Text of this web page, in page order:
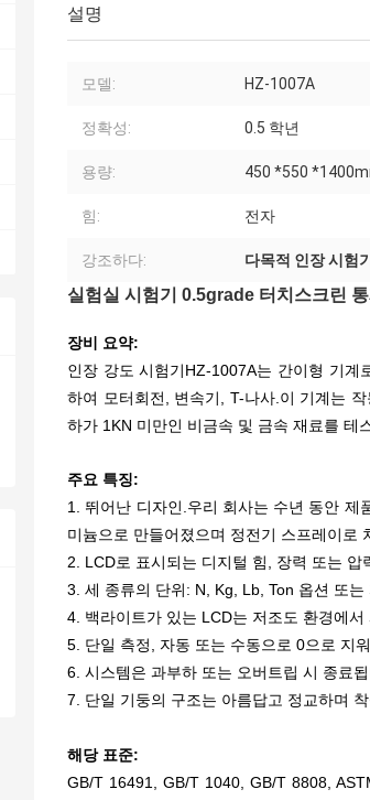
설명
모델: HZ-1007A
정확성: 0.5 학년
용량: 450 *550
힘: 전자
강조하다: 다목적 인장 시험기
실험실 시험기 0.5grade 터치스크린
장비 요약:
인장 강도 시험기HZ-1007A는 간이형 기계
하여 모터회전, 변속기, T-나사.이 기계는
하가 1KN 미만인 비금속 및 금속 재료를 테
주요 특징:
1. 뛰어난 디자인.우리 회사는 수년 동안 제
미늄으로 만들어졌으며 정전기 스프레이로
2. LCD로 표시되는 디지털 힘, 장력 또는
3. 세 종류의 단위: N, Kg, Lb, Ton 옵션 또는
4. 백라이트가 있는 LCD는 저조도 환경에서
5. 단일 측정, 자동 또는 수동으로 0으로 지
6. 시스템은 과부하 또는 오버트립 시 종료
7. 단일 기둥의 구조는 아름답고 정교하며
해당 표준:
GB/T 16491, GB/T 1040, GB/T 8808,